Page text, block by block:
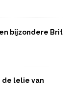
bijzondere Brit
de lelie van